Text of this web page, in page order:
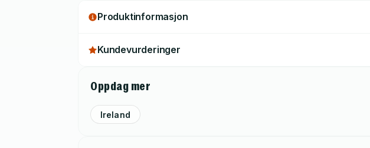
Produktinformasjon
Kundevurderinger
Oppdag mer
Ireland